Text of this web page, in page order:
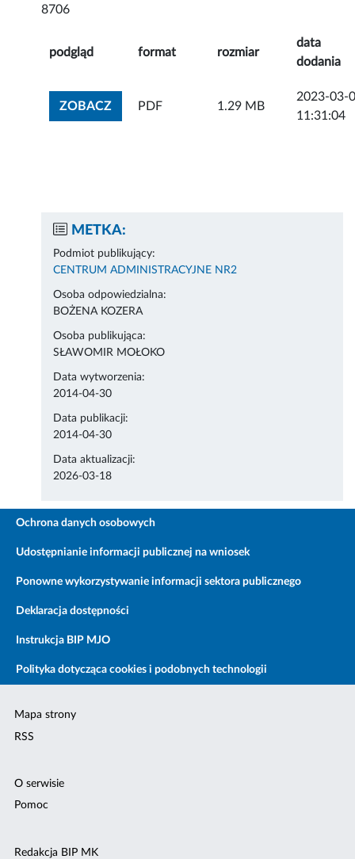
8706
podgląd format rozmiar
data
dodania
ZOBACZZOBACZ ZAŁĄCZNIK
PDF 1.29 MB
2023-03-
11:31:04
METKA:
Podmiot publikujący:
CENTRUM ADMINISTRACYJNE NR2
Osoba odpowiedzialna:
BOŻENA KOZERA
Osoba publikująca:
SŁAWOMIR MOŁOKO
Data wytworzenia:
2014-04-30
Data publikacji:
2014-04-30
Data aktualizacji:
2026-03-18
Ochrona danych osobowych
Udostępnianie informacji publicznej na wniosek
Ponowne wykorzystywanie informacji sektora publicznego
Deklaracja dostępności
Instrukcja BIP MJO
Polityka dotycząca cookies i podobnych technologii
Mapa strony
RSS
O serwisie
Pomoc
Redakcja BIP MK